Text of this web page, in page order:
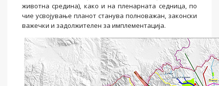
животна средина), како и на пленарната седница, по
чие усвојување планот станува полноважан, законски
важечки и задолжителен за имплементација.